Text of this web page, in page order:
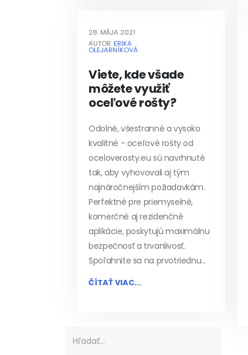
28. MÁJA 2021
AUTOR: ERIKA
OLEJARNÍKOVÁ
Viete, kde všade
môžete využiť
oceľové rošty?
Odolné, všestranné a vysoko
kvalitné - oceľové rošty od
oceloverosty.eu sú navrhnuté
tak, aby vyhovovali aj tým
najnáročnejším požiadavkám.
Perfektné pre priemyselné,
komerčné aj rezidenčné
aplikácie, poskytujú maximálnu
bezpečnosť a trvanlivosť.
Spoľahnite sa na prvotriednu...
ČÍTAŤ VIAC...